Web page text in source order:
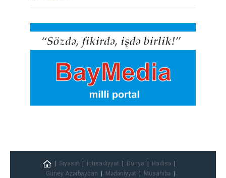
Siyasət İqtisadiyyat Dünya
Hadisə
Güney Azərbaycan
Mədəniyyət Müsahibə